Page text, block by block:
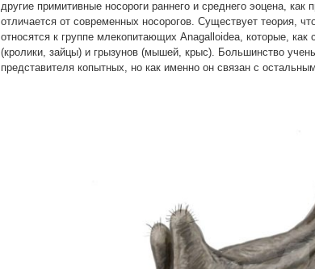
другие примитивные носороги раннего и среднего эоцена,
отличается от современных носорогов. Существует теория,
относятся к группе млекопитающих Anagalloidea, которые, как
(кролики, зайцы) и грызунов (мышей, крыс). Большинство
представителя копытных, но как именно он связан с